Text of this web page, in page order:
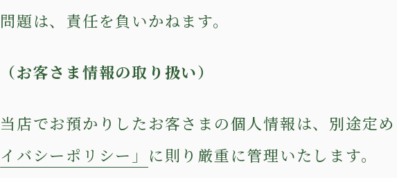
問題は、責任を負いかねます。
（お客さま情報の取り扱い）
当店でお預かりしたお客さまの個人情報は、別途定め
イバシーポリシー」
に則り厳重に管理いたします。